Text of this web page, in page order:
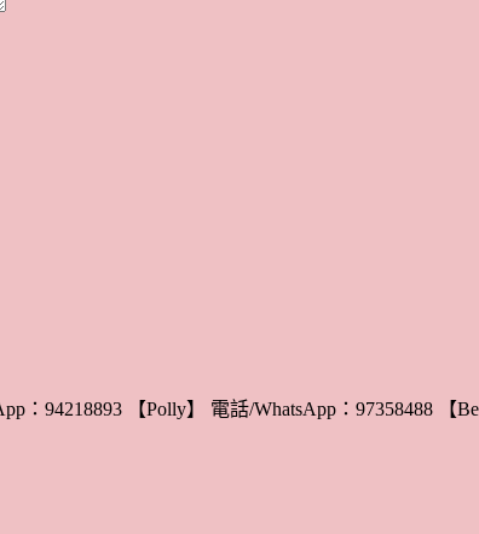
：94218893 【Polly】 電話/WhatsApp：97358488 【